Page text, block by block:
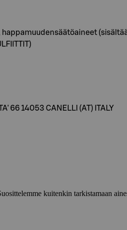
happamuudensäätöaineet
66 14053 CANELLI (AT) ITALY
kuitenkin tarkistamaan